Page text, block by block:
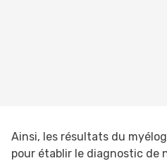
Ainsi, les résultats du
pour établir le diagnostic de